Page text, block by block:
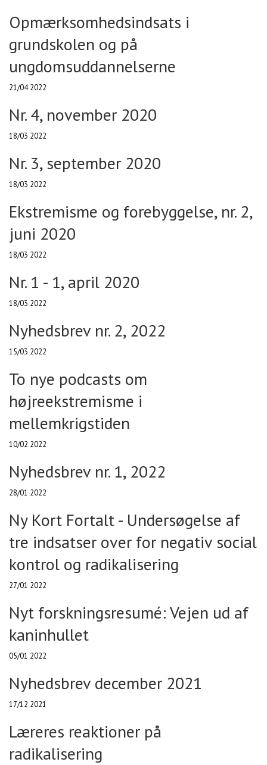
Opmærksomhedsindsats i
grundskolen og på
ungdomsuddannelserne
21/04 2022
Nr. 4, november 2020
18/03 2022
Nr. 3, september 2020
18/03 2022
Ekstremisme og forebyggelse, nr. 2,
juni 2020
18/03 2022
Nr. 1 - 1, april 2020
18/03 2022
Nyhedsbrev nr. 2, 2022
15/03 2022
To nye podcasts om
højreekstremisme i
mellemkrigstiden
10/02 2022
Nyhedsbrev nr. 1, 2022
28/01 2022
Ny Kort Fortalt - Undersøgelse af
tre indsatser over for negativ social
kontrol og radikalisering
27/01 2022
Nyt forskningsresumé: Vejen ud af
kaninhullet
05/01 2022
Nyhedsbrev december 2021
17/12 2021
Læreres reaktioner på
radikalisering